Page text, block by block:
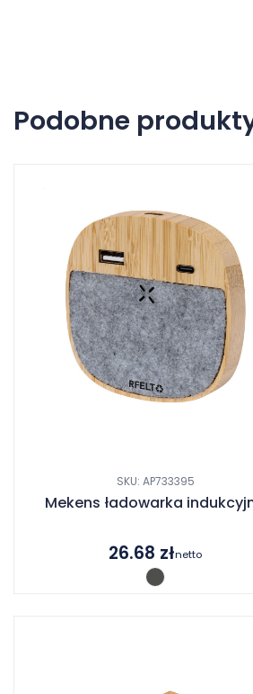
Podobne
SKU: AP733395
Mekens ładowarka
26.68 złnetto